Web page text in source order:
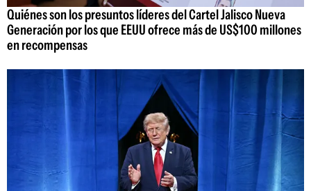
Quiénes son los presuntos líderes del Cartel Jalisco Nueva
Generación por los que EEUU ofrece más de US$100 millones
en recompensas